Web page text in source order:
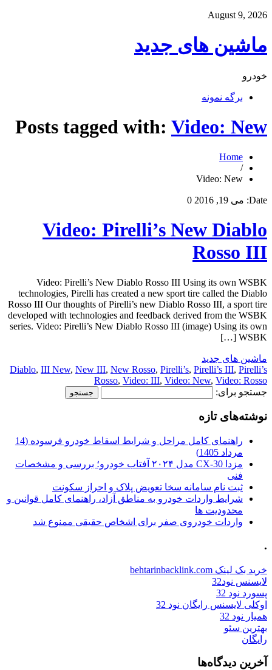
August 9, 2026
ماشین های جدید
خودرو
برگه نمونه
Posts tagged with: Video: New
Home
/
Video: New
Date: می 19, 2016 0
Video: Pirelli’s New Diablo
Rosso III
Video: Pirelli’s New Diablo Rosso III Using its own WSBK
technologies, Pirelli has created a new sport tire called the Diablo
Rosso III Our thoughts of Pirelli’s new Diablo Rosso III, a sport tire
developed with technologies and feedback derived from the WSBK
series. Video: Pirelli’s New Diablo Rosso III (image) Using its own
WSBK […]
ماشین های جدید
Diablo, III New, New III, New Rosso, Pirelli’s, Pirelli’s III, Pirelli’s
Rosso, Video: III, Video: New, Video: Rosso
جستجو برای:
نوشته‌های تازه
راهنمای کامل مراحل و شرایط اسقاط خودرو فرسوده (14
مرداد 1405)
مزدا CX-30 مدل ۲۰۲۴ آفتاب خودرو؛ بررسی و مشخصات
فنی
ثبت نام سامانه سخا تعویض پلاک و احراز سکونت
شرایط واردات خودرو به مناطق آزاد، راهنمای کامل قوانین و
محدودیت ها
واردات خودروی صفر برای اشخاص حقیقی ممنوع شد
.
خرید بک لینک behtarinbacklink.com
لایسنس نود32
پسورد نود 32
اوکلی لایسنس رایگان نود 32
همیار نود 32
بهترین سئو
رایگان
آخرین دیدگاه‌ها